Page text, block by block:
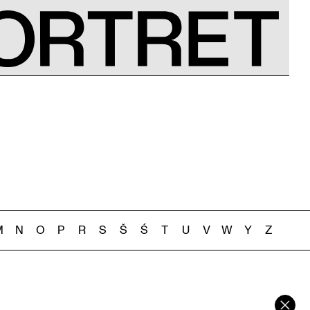
N O P R S Š Ś T U V W Y Z